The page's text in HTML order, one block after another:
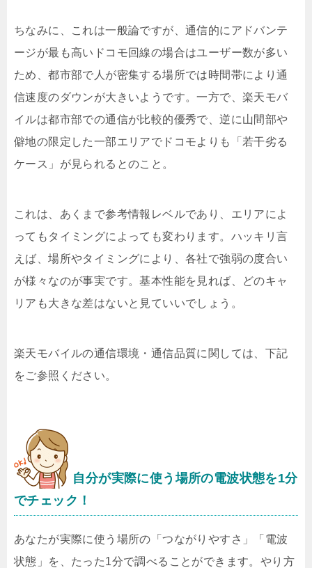
ちなみに、これは一般論ですが、通信的にアドバンテ
ージが最も高いドコモ回線の場合はユーザー数が多い
ため、都市部で人が密集する場所では時間帯により通
信速度のダウンが大きいようです。一方で、楽天モバ
イルは都市部での通信が比較的優秀で、逆に山間部や
僻地の限定した一部エリアでドコモよりも「若干劣る
ケース」が見られるとのこと。
これは、あくまで参考情報レベルであり、エリアによ
ってもタイミングによっても変わります。ハッキリ言
えば、場所やタイミングにより、各社で強弱の度合い
が様々なのが事実です。基本性能を見れば、どのキャ
リアも大きな差はないと見ていいでしょう。
楽天モバイルの通信環境・通信品質に関しては、下記
をご参照ください。
自分が実際に使う場所の電波状態を1分
でチェック！
あなたが実際に使う場所の「つながりやすさ」「電波
状態」を、たった1分で調べることができます。やり方